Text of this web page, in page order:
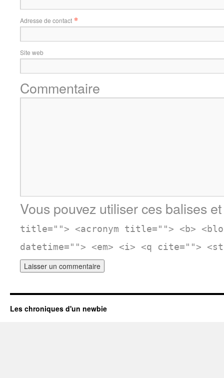
Adresse de contact *
Site web
Commentaire
Vous pouvez utiliser ces balises
title=""> <acronym title=""> <b>
datetime=""> <em> <i> <q cite="">
Les chroniques d'un newbie